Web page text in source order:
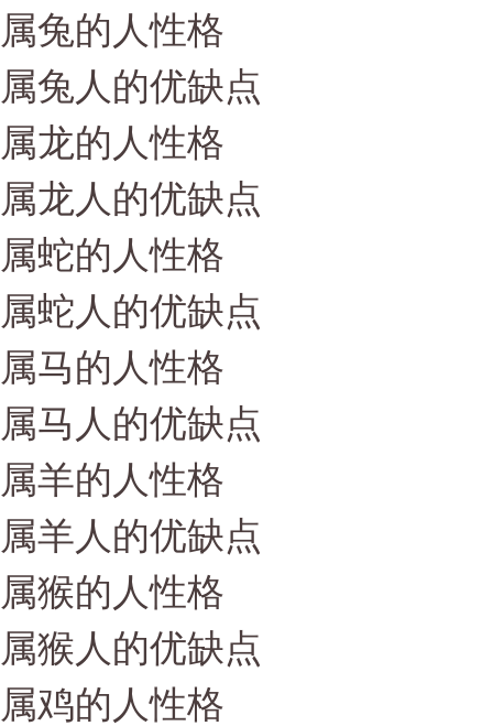
属兔的人性格
属兔人的优缺点
属龙的人性格
属龙人的优缺点
属蛇的人性格
属蛇人的优缺点
属马的人性格
属马人的优缺点
属羊的人性格
属羊人的优缺点
属猴的人性格
属猴人的优缺点
属鸡的人性格